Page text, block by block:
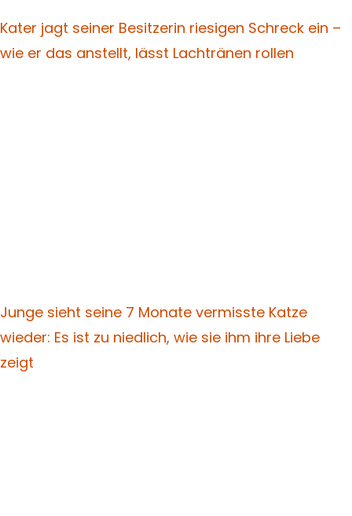
Kater jagt seiner Besitzerin riesigen Schreck ein –
wie er das anstellt, lässt Lachtränen rollen
Junge sieht seine 7 Monate vermisste Katze
wieder: Es ist zu niedlich, wie sie ihm ihre Liebe
zeigt